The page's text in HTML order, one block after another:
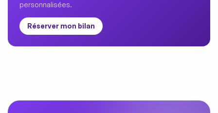
personnalisées.
Réserver mon bilan